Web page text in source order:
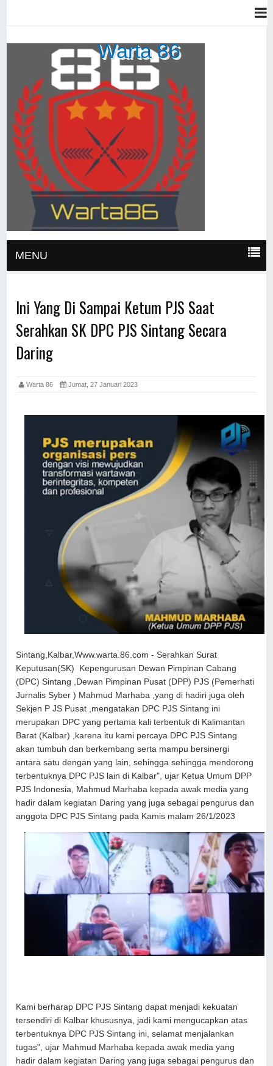
Warta 86
MENU
Ini Yang Di Sampai Ketum PJS Saat
Serahkan SK DPC PJS Sintang Secara
Daring
Warta 86 Jumat, 27 Januari 2023
Sintang,Kalbar,Www.warta.86.com - Serahkan Surat
Keputusan(SK) Kepengurusan Dewan Pimpinan Cabang
(DPC) Sintang ,Dewan Pimpinan Pusat (DPP) PJS (Pemerhati
Jurnalis Syber ) Mahmud Marhaba ,yang di hadiri juga oleh
Sekjen P JS Pusat ,mengatakan DPC PJS Sintang ini
merupakan DPC yang pertama kali terbentuk di Kalimantan
Barat (Kalbar) ,karena itu kami percaya DPC PJS Sintang
akan tumbuh dan berkembang serta mampu bersinergi
antara satu dengan yang lain, sehingga sehingga mendorong
terbentuknya DPC PJS lain di Kalbar", ujar Ketua Umum DPP
PJS Indonesia, Mahmud Marhaba kepada awak media yang
hadir dalam kegiatan Daring yang juga sebagai pengurus dan
anggota DPC PJS Sintang pada Kamis malam 26/1/2023
Kami berharap DPC PJS Sintang dapat menjadi kekuatan
tersendiri di Kalbar khususnya, jadi kami mengucapkan atas
terbentuknya DPC PJS Sintang ini, selamat menjalankan
tugas", ujar Mahmud Marhaba kepada awak media yang
hadir dalam kegiatan Daring yang juga sebagai pengurus dan